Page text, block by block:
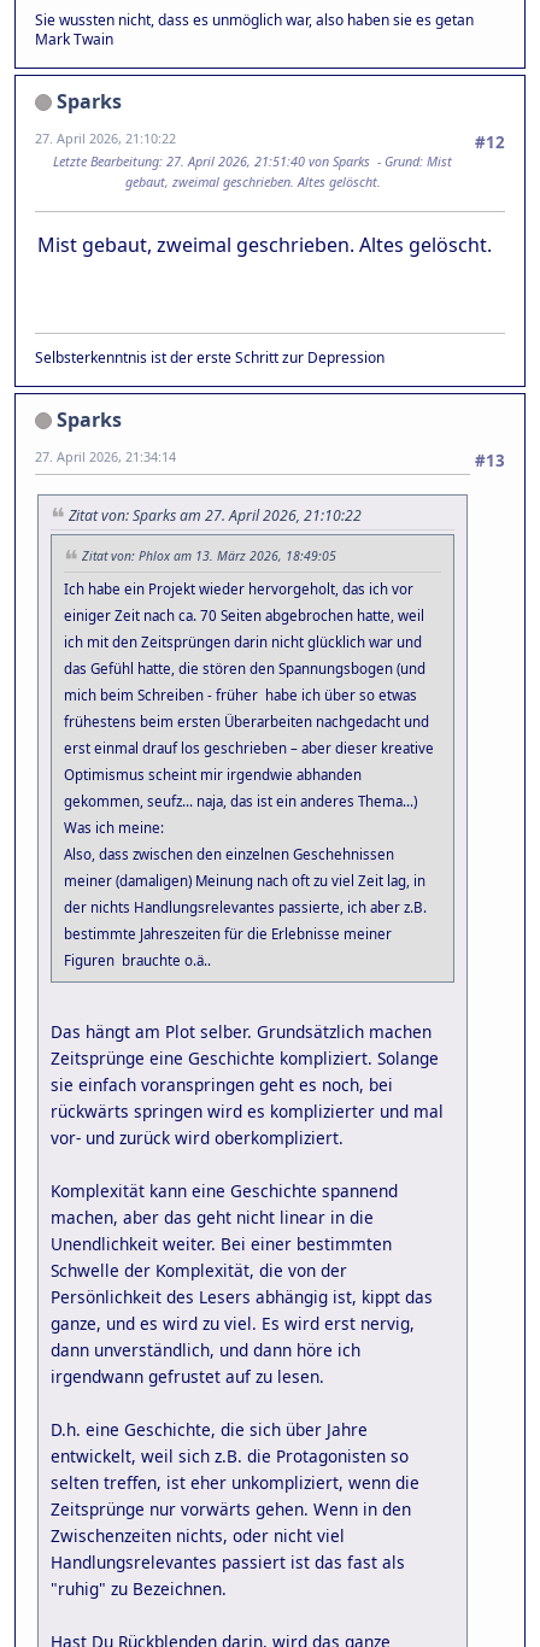
Sie wussten nicht, dass es unmöglich war, also haben sie es getan
Mark Twain
Sparks
#12
27. April 2026, 21:10:22
Letzte Bearbeitung: 27. April 2026, 21:51:40 von Sparks Grund: Mist
gebaut, zweimal geschrieben. Altes gelöscht.
Mist gebaut, zweimal geschrieben. Altes gelöscht.
Selbsterkenntnis ist der erste Schritt zur Depression
Sparks
#13
27. April 2026, 21:34:14
Zitat von: Sparks am 27. April 2026, 21:10:22
Zitat von: Phlox am 13. März 2026, 18:49:05
Ich habe ein Projekt wieder hervorgeholt, das ich vor
einiger Zeit nach ca. 70 Seiten abgebrochen hatte, weil
ich mit den Zeitsprüngen darin nicht glücklich war und
das Gefühl hatte, die stören den Spannungsbogen (und
mich beim Schreiben - früher habe ich über so etwas
frühestens beim ersten Überarbeiten nachgedacht und
erst einmal drauf los geschrieben – aber dieser kreative
Optimismus scheint mir irgendwie abhanden
gekommen, seufz... naja, das ist ein anderes Thema...)
Was ich meine:
Also, dass zwischen den einzelnen Geschehnissen
meiner (damaligen) Meinung nach oft zu viel Zeit lag, in
der nichts Handlungsrelevantes passierte, ich aber z.B.
bestimmte Jahreszeiten für die Erlebnisse meiner
Figuren brauchte o.ä..
Das hängt am Plot selber. Grundsätzlich machen
Zeitsprünge eine Geschichte kompliziert. Solange
sie einfach voranspringen geht es noch, bei
rückwärts springen wird es komplizierter und mal
vor- und zurück wird oberkompliziert.
Komplexität kann eine Geschichte spannend
machen, aber das geht nicht linear in die
Unendlichkeit weiter. Bei einer bestimmten
Schwelle der Komplexität, die von der
Persönlichkeit des Lesers abhängig ist, kippt das
ganze, und es wird zu viel. Es wird erst nervig,
dann unverständlich, und dann höre ich
irgendwann gefrustet auf zu lesen.
D.h. eine Geschichte, die sich über Jahre
entwickelt, weil sich z.B. die Protagonisten so
selten treffen, ist eher unkompliziert, wenn die
Zeitsprünge nur vorwärts gehen. Wenn in den
Zwischenzeiten nichts, oder nicht viel
Handlungsrelevantes passiert ist das fast als
"ruhig" zu Bezeichnen.
Hast Du Rückblenden darin, wird das ganze